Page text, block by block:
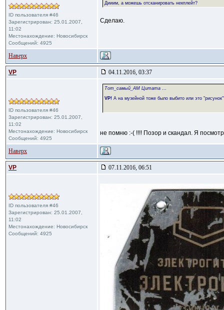
ID пользователя #46
Зарегистрирован: 25.01.2007,
11:02
Местонахождение: Новосибирск
Сообщений: 4925
Дииим, а можешь отсканировать некплейт?
Сделаю.
Наверх
VP 04.11.2016, 03:37
ID пользователя #46
Зарегистрирован: 25.01.2007,
11:02
Местонахождение: Новосибирск
Сообщений: 4925
Тот_самый_АМ Цитата ...
VP! А на музейной тоже было выбито или это
не помню :-( !!!! Позор и скандал. Я
Наверх
VP 07.11.2016, 06:51
ID пользователя #46
Зарегистрирован: 25.01.2007,
11:02
Местонахождение: Новосибирск
Сообщений: 4925